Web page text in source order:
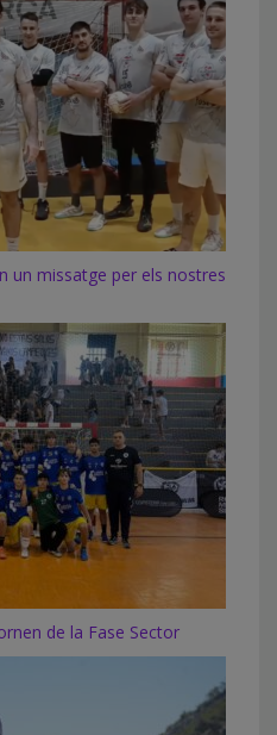
un missatge per els nostres
de la Fase Sector